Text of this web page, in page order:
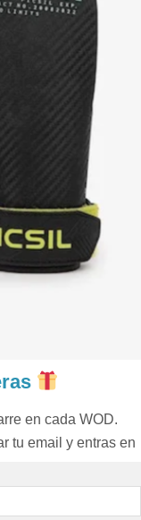
en cada WOD.
tu email y entras en